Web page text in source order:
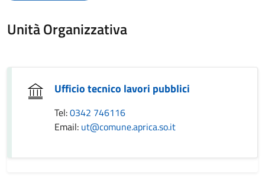
Unità Organizzativa
Ufficio tecnico lavori pubblici
Tel:0342 746116
Email: ut@comune.aprica.so.it